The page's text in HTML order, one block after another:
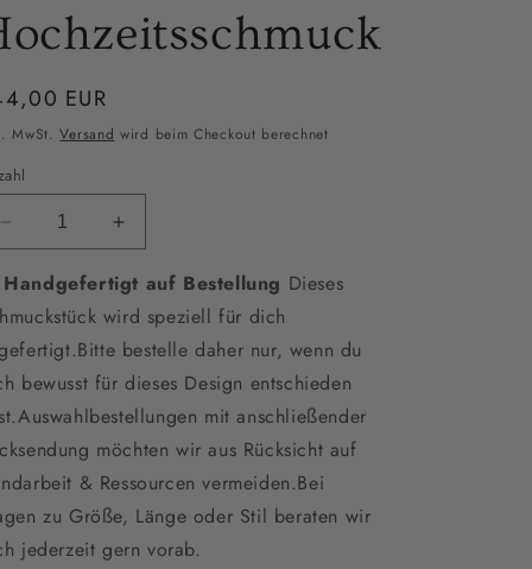
EUR
MwSt.Versand wird beim Checkout berechnet
Verringere
die
Menge
Braut
Ohrringe
mit
Glasstein
–
Goldene
Tropfenohrringe
aus
Erhöhe
die
Menge
für
Elegante
Braut
Ohrringe
mit
beigem
Glasstein
–
Goldene
Tropfenohrringe
aus
Handgefertigt auf Bestellung Dieses
wird speziell für dich
bestelle daher nur, wenn du
bewusst für dieses Design entschieden
mit anschließender
möchten wir aus Rücksicht auf
& Ressourcen vermeiden.Bei
zu Größe, Länge oder Stil beraten wir
jederzeit gern vorab.